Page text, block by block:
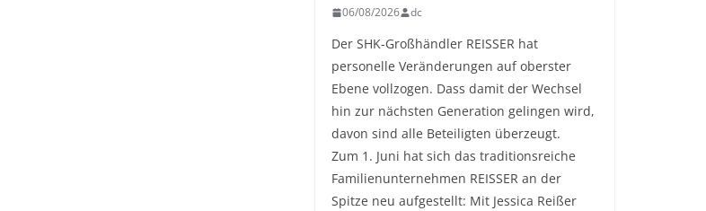
06/08/2026 dc
Der SHK-Großhändler REISSER hat
personelle Veränderungen auf oberster
Ebene vollzogen. Dass damit der Wechsel
hin zur nächsten Generation gelingen wird,
davon sind alle Beteiligten überzeugt.
Zum 1. Juni hat sich das traditionsreiche
Familienunternehmen REISSER an der
Spitze neu aufgestellt: Mit Jessica Reißer